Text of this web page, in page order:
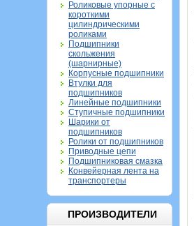
Роликовые упорные с
короткими
цилиндрическими
роликами
Подшипники
скольжения
(шарнирные)
Корпусные подшипники
Втулки для
подшипников
Линейные подшипники
Ступичные подшипники
Шарики от
подшипников
Ролики от подшипников
Приводные цепи
Подшипниковая смазка
Конвейерная лента на
транспортеры
ПРОИЗВОДИТЕЛИ